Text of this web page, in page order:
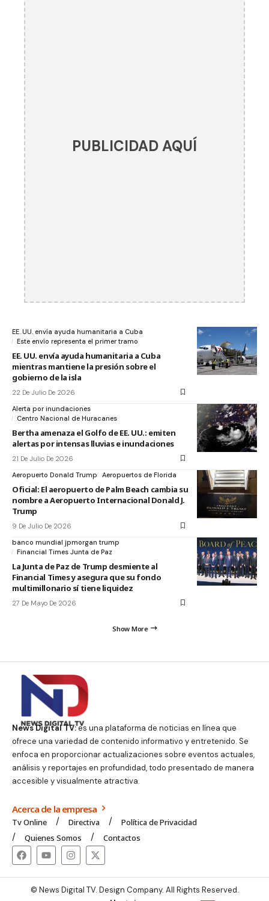
PUBLICIDAD AQUÍ
EE. UU. envía ayuda humanitaria a Cuba
Este envío representa el primer tramo
EE. UU. envía ayuda humanitaria a Cuba
mientras mantiene la presión sobre el
gobierno de la isla
22 De Julio De 2026
Alerta por inundaciones
Centro Nacional de Huracanes
Bertha amenaza el Golfo de EE. UU.: emiten
alertas por intensas lluvias e inundaciones
21 De Julio De 2026
Aeropuerto Donald Trump Aeropuertos de Florida
Oficial: El aeropuerto de Palm Beach cambia su
nombre a Aeropuerto Internacional Donald J.
Trump
9 De Julio De 2026
banco mundial jpmorgan trump
Financial Times Junta de Paz
La Junta de Paz de Trump desmiente al
Financial Times y asegura que su fondo
multimillonario sí tiene liquidez
27 De Mayo De 2026
Show More
News Digital TV:es una plataforma de noticias en línea que
ofrece una variedad de contenido informativo y entretenido. Se
enfoca en proporcionar actualizaciones sobre eventos actuales,
análisis y reportajes en profundidad, todo presentado de manera
accesible y visualmente atractiva.
Acerca de la empresa
Tv Online Directiva
Política de Privacidad
Quienes Somos
Contactos
© News Digital TV. Design Company. All Rights Reserved.